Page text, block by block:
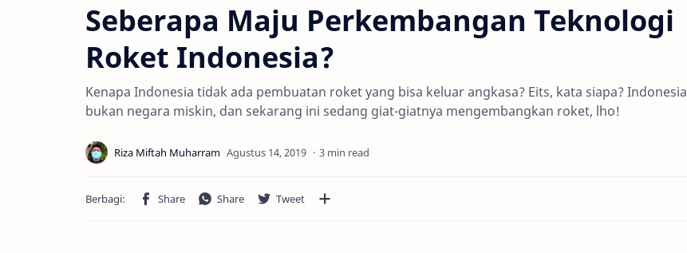
Seberapa Maju Perkembangan Teknologi
Roket Indonesia?
Kenapa Indonesia tidak ada pembuatan roket yang bisa keluar angkasa? Eits, kata siapa? Indonesia
bukan negara miskin, dan sekarang ini sedang giat-giatnya mengembangkan roket, lho!
3 min read